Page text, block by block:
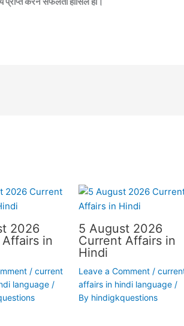
2026
in
/ current
language/
5 August 2026
Current Affairs in
Hindi
Leave a Comment /
affairs in hindi language/
By hindigkquestions